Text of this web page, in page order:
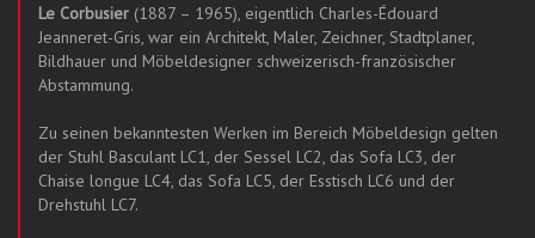
Le Corbusier (1887 – 1965), eigentlich Charles-Édouard
Jeanneret-Gris, war ein Architekt, Maler, Zeichner, Stadtplaner,
Bildhauer und Möbeldesigner schweizerisch-französischer
Abstammung.
Zu seinen bekanntesten Werken im Bereich Möbeldesign gelten
der Stuhl Basculant LC1, der Sessel LC2, das Sofa LC3, der
Chaise longue LC4, das Sofa LC5, der Esstisch LC6 und der
Drehstuhl LC7.